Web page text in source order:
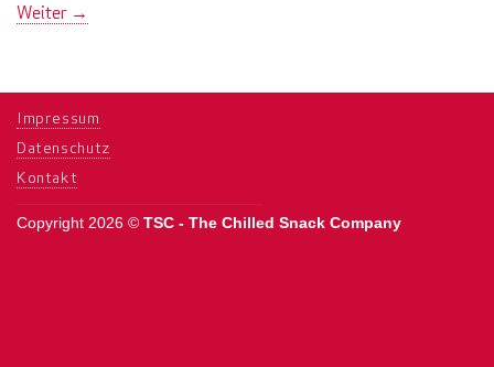
Weiter →
Impressum
Datenschutz
Kontakt
Copyright 2026 © TSC - The Chilled Snack Company